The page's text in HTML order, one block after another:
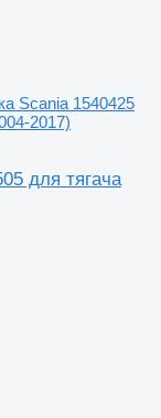
Scania 1540425
2017)
для тягача